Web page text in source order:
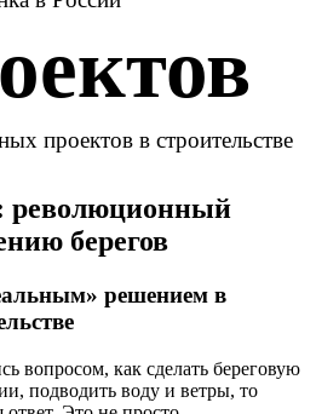
проектов в строительстве
революционный
берегов
решением в
вопросом, как сделать береговую
подводить воду и ветры, то